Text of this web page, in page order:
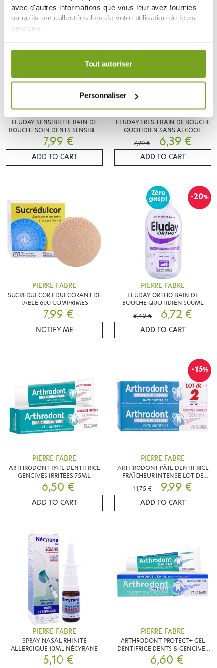
avec d'autres informations que vous leur avez fournies
ou qu'ils ont collectées lors de votre utilisation de leurs
services.
Votre choix de consentement est conservé pendant une
Tout autoriser
Personnaliser
ELUDAY SENSIBILITE BAIN DE
BOUCHE SOIN DENTS SENSIBLE
500ML
7,99 €
ADD TO CART
-20
Zéro
ELUDAY FRESH BAIN DE BOUCHE
QUOTIDIEN SANS ALCOOL
500ML
7,99 € 6,39 €
ADD TO CART
PIERRE FABRE
SUCREDULCOR EDULCORANT DE
TABLE 600 COMPRIMES
7,99 €
NOTIFY ME
-20%
Zéro
gaspi
PIERRE FABRE
ELUDAY ORTHO BAIN DE
BOUCHE QUOTIDIEN 500ML
8,40 €
6,72 €
ADD TO CART
PIERRE FABRE
ARTHRODONT PATE DENTIFRICE
GENCIVES IRRITEES 75ML
6,50 €
ADD TO CART
-15%
PIERRE FABRE
ARTHRODONT PÂTE DENTIFRICE
FRAÎCHEUR INTENSE LOT DE
2X75ML
11,75 € 9,99 €
ADD TO CART
PIERRE FABRE
SPRAY NASAL RHINITE
ALLERGIQUE 10ML NÉCYRANE
5,10 €
PIERRE FABRE
ARTHRODONT PROTECT+ GEL
DENTIFRICE DENTS & GENCIVES
75ML
6,60 €